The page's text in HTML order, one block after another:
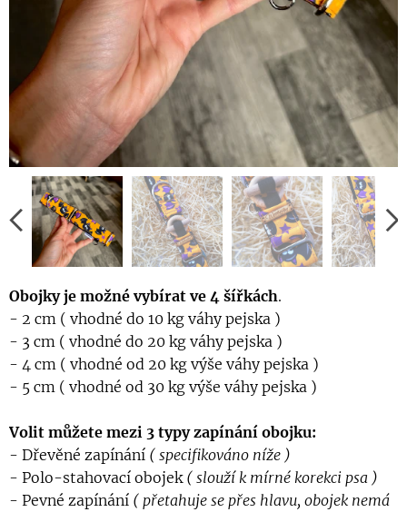
Obojky je možné vybírat ve 4 šířkách.
- 2 cm ( vhodné do 10 kg váhy pejska )
- 3 cm ( vhodné do 20 kg váhy pejska )
- 4 cm ( vhodné od 20 kg výše váhy pejska )
- 5 cm ( vhodné od 30 kg výše váhy pejska )
Volit můžete mezi 3 typy zapínání obojku:
- Dřevěné zapínání ( specifikováno níže )
- Polo-stahovací obojek ( slouží k mírné korekci psa )
- Pevné zapínání ( přetahuje se přes hlavu, obojek nemá